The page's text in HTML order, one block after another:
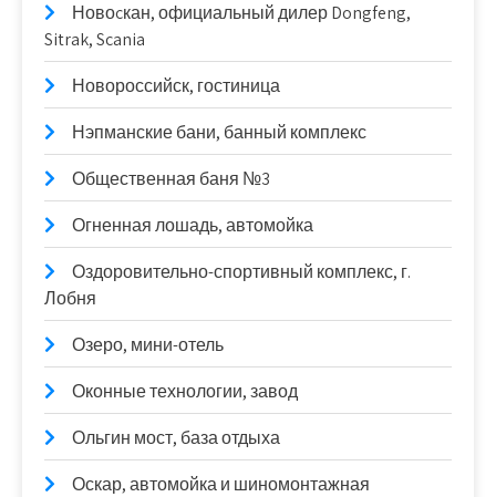
Новоcкан, официальный дилер Dongfeng,
Sitrak, Scania
Новороссийск, гостиница
Нэпманские бани, банный комплекс
Общественная баня №3
Огненная лошадь, автомойка
Оздоровительно-спортивный комплекс, г.
Лобня
Озеро, мини-отель
Оконные технологии, завод
Ольгин мост, база отдыха
Оскар, автомойка и шиномонтажная